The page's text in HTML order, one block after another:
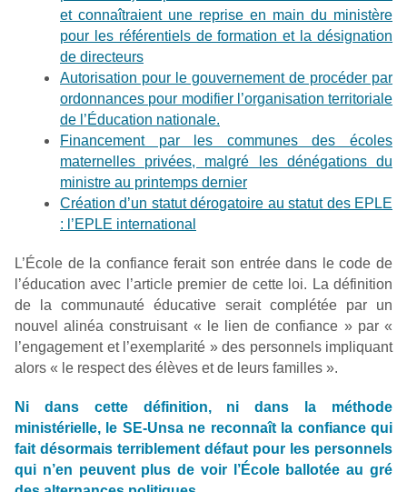
et connaîtraient une reprise en main du ministère
pour les référentiels de formation et la désignation
de directeurs
Autorisation pour le gouvernement de procéder par
ordonnances pour modifier l’organisation territoriale
de l’Éducation nationale.
Financement par les communes des écoles
maternelles privées, malgré les dénégations du
ministre au printemps dernier
Création d’un statut dérogatoire au statut des EPLE
: l’EPLE international
L’École de la confiance ferait son entrée dans le code de
l’éducation avec l’article premier de cette loi. La définition
de la communauté éducative serait complétée par un
nouvel alinéa construisant « le lien de confiance » par «
l’engagement et l’exemplarité » des personnels impliquant
alors « le respect des élèves et de leurs familles ».
Ni dans cette définition, ni dans la méthode
ministérielle, le SE-Unsa ne reconnaît la confiance qui
fait désormais terriblement défaut pour les personnels
qui n’en peuvent plus de voir l’École ballotée au gré